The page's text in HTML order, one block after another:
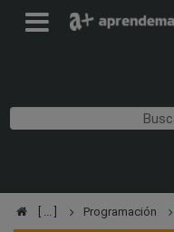
Programación